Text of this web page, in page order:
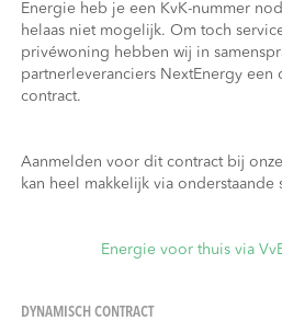
Energie heb je een KvK-nummer
helaas niet mogelijk. Om toch
privéwoning hebben wij in
partnerleveranciers NextEnergy een
contract.
Aanmelden voor dit contract bij
kan heel makkelijk via onderstaande
Energie voor thuis via
DYNAMISCH CONTRACT